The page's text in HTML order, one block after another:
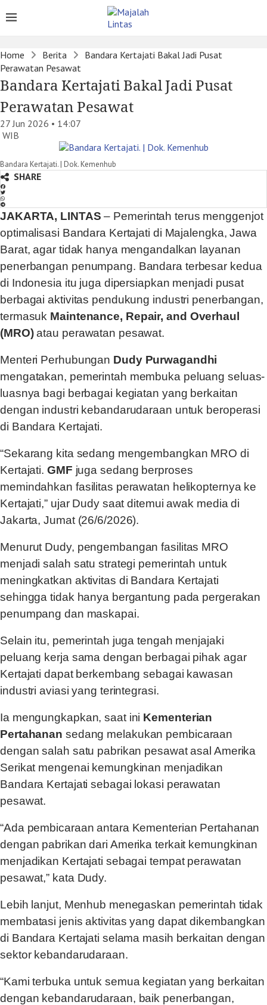
Home Berita
Bandara Kertajati Bakal Jadi Pusat
Perawatan Pesawat
Bandara Kertajati Bakal Jadi Pusat
Perawatan Pesawat
27 Jun 2026 • 14:07
WIB
Bandara Kertajati. | Dok. Kemenhub
SHARE
JAKARTA, LINTAS – Pemerintah terus menggenjot
optimalisasi Bandara Kertajati di Majalengka, Jawa
Barat, agar tidak hanya mengandalkan layanan
penerbangan penumpang. Bandara terbesar kedua
di Indonesia itu juga dipersiapkan menjadi pusat
berbagai aktivitas pendukung industri penerbangan,
termasuk Maintenance, Repair, and Overhaul
(MRO)atau perawatan pesawat.
Menteri Perhubungan Dudy Purwagandhi
mengatakan, pemerintah membuka peluang seluas-
luasnya bagi berbagai kegiatan yang berkaitan
dengan industri kebandarudaraan untuk beroperasi
di Bandara Kertajati.
“Sekarang kita sedang mengembangkan MRO di
Kertajati. GMF juga sedang berproses
memindahkan fasilitas perawatan helikopternya ke
Kertajati,” ujar Dudy saat ditemui awak media di
Jakarta, Jumat (26/6/2026).
Menurut Dudy, pengembangan fasilitas MRO
menjadi salah satu strategi pemerintah untuk
meningkatkan aktivitas di Bandara Kertajati
sehingga tidak hanya bergantung pada pergerakan
penumpang dan maskapai.
Selain itu, pemerintah juga tengah menjajaki
peluang kerja sama dengan berbagai pihak agar
Kertajati dapat berkembang sebagai kawasan
industri aviasi yang terintegrasi.
Ia mengungkapkan, saat ini Kementerian
Pertahanan sedang melakukan pembicaraan
dengan salah satu pabrikan pesawat asal Amerika
Serikat mengenai kemungkinan menjadikan
Bandara Kertajati sebagai lokasi perawatan
pesawat.
“Ada pembicaraan antara Kementerian Pertahanan
dengan pabrikan dari Amerika terkait kemungkinan
menjadikan Kertajati sebagai tempat perawatan
pesawat,” kata Dudy.
Lebih lanjut, Menhub menegaskan pemerintah tidak
membatasi jenis aktivitas yang dapat dikembangkan
di Bandara Kertajati selama masih berkaitan dengan
sektor kebandarudaraan.
“Kami terbuka untuk semua kegiatan yang berkaitan
dengan kebandarudaraan, baik penerbangan,